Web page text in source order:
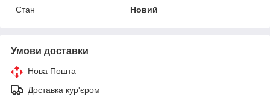
Стан
Новий
Умови доставки
Нова Пошта
Доставка кур'єром